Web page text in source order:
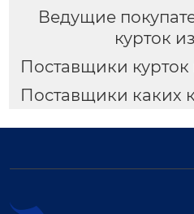
Ведущие
курток
Поставщики курток
Поставщики каких